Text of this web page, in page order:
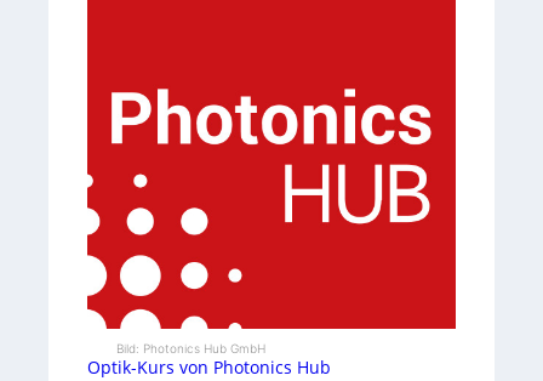
Bild: Photonics Hub GmbH
Optik-Kurs von Photonics Hub